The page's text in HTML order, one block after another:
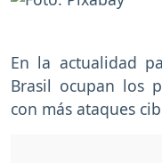
En la actualidad
Brasil ocupan los
con más ataques